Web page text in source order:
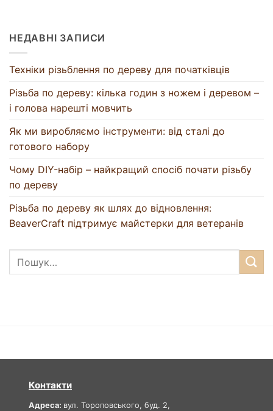
НЕДАВНІ ЗАПИСИ
Техніки різьблення по дереву для початківців
Різьба по дереву: кілька годин з ножем і деревом –
і голова нарешті мовчить
Як ми виробляємо інструменти: від сталі до
готового набору
Чому DIY-набір – найкращий спосіб почати різьбу
по дереву
Різьба по дереву як шлях до відновлення:
BeaverCraft підтримує майстерки для ветеранів
Контакти
Адреса: вул. Тороповського, буд. 2,